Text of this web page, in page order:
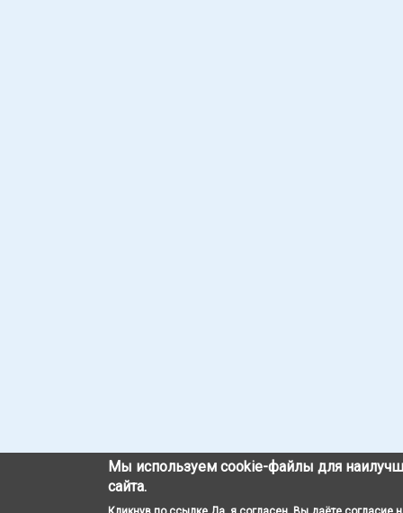
Мы используем cookie-файлы для
сайта.